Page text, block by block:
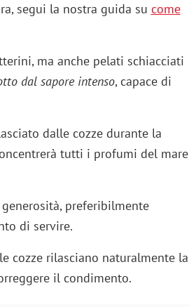
segui la nostra guida su come
ma anche pelati schiacciati
dal sapore intenso, capace di
dalle cozze durante la
tutti i profumi del mare
preferibilmente
di servire.
cozze rilasciano naturalmente la
il condimento.